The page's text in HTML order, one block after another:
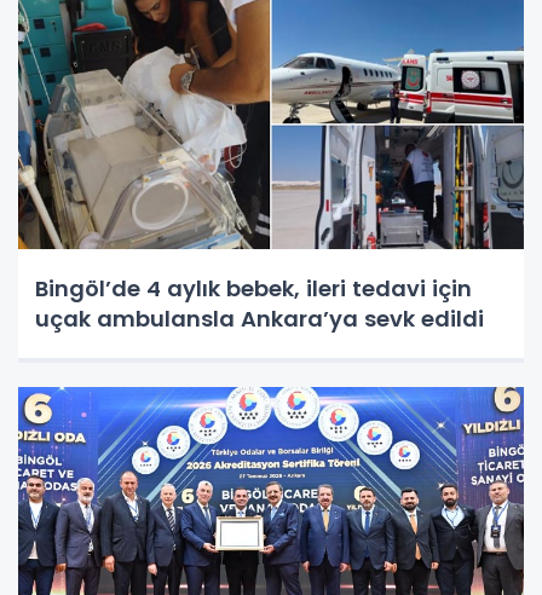
Bingöl’de 4 aylık bebek, ileri tedavi için
uçak ambulansla Ankara’ya sevk edildi